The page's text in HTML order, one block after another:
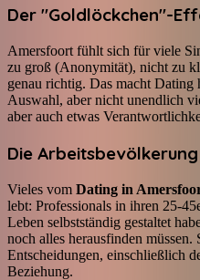
Der "Goldlöckchen"-
Amersfoort fühlt sich für viele
zu groß (Anonymität), nicht zu
genau richtig. Das macht Dating
Auswahl, aber nicht unendlich
aber auch etwas
Die Arbeitsbevölkerung
Vieles vom Dating in
lebt: Professionals in ihren 25-
Leben selbstständig gestaltet
noch alles herausfinden müssen.
Entscheidungen, einschließlich
Beziehung.